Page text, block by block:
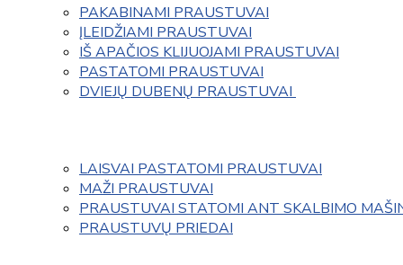
PAKABINAMI PRAUSTUVAI
ĮLEIDŽIAMI PRAUSTUVAI
IŠ APAČIOS KLIJUOJAMI PRAUSTUVAI
PASTATOMI PRAUSTUVAI
DVIEJŲ DUBENŲ PRAUSTUVAI
LAISVAI PASTATOMI PRAUSTUVAI
MAŽI PRAUSTUVAI
PRAUSTUVAI STATOMI ANT SKALBIMO
PRAUSTUVŲ PRIEDAI